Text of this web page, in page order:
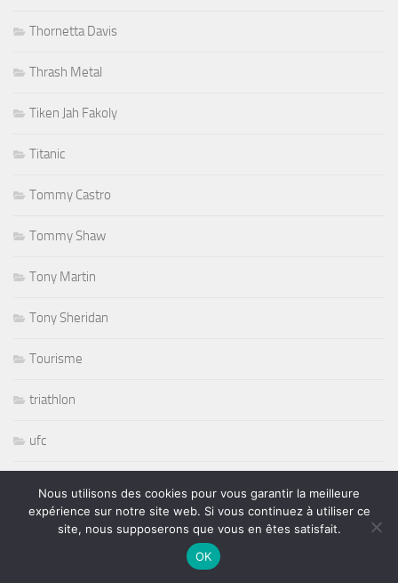
Thornetta Davis
Thrash Metal
Tiken Jah Fakoly
Titanic
Tommy Castro
Tommy Shaw
Tony Martin
Tony Sheridan
Tourisme
triathlon
ufc
volley ball
Nous utilisons des cookies pour vous garantir la meilleure
expérience sur notre site web. Si vous continuez à utiliser ce
site, nous supposerons que vous en êtes satisfait.
OK